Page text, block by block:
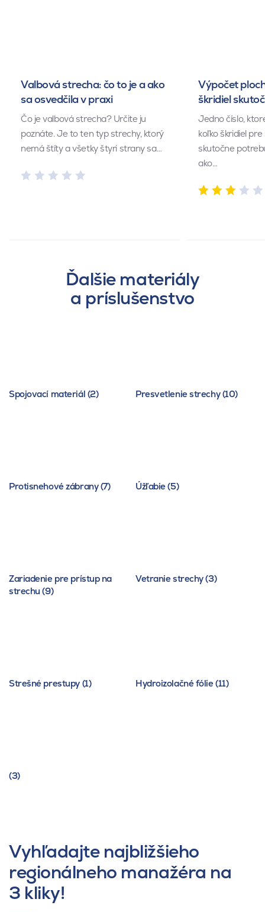
Valbová strecha: čo to je a ako
sa osvedčila v praxi
Čo je valbová strecha? Určite ju
poznáte. Je to ten typ strechy, ktorý
nemá štíty a všetky štyri strany sa…
Výpočet
škridiel
Jedno číslo,
koľko škridiel
skutočne
ako…
Ďalšie materiály
a príslušenstvo
Spojovací materiál (2) Presvetlenie strechy (10)
Protisnehové zábrany (7) Úžľabie (5)
Zariadenie pre prístup na
strechu (9)
Vetranie strechy (3)
Strešné prestupy (1) Hydroizolačné fólie (11)
(3)
Vyhľadajte najbližšieho
regionálneho manažéra na
3 kliky!